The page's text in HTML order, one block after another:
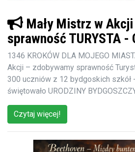
Mały Mistrz w
sprawność TURYSTA -
1346 KROKÓW DLA MOJEGO
Akcji – zdobywamy sprawność
300 uczniów z 12 bydgoskich szkół
świętowało URODZINY
Czytaj więcej!